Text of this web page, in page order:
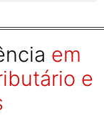
em
e